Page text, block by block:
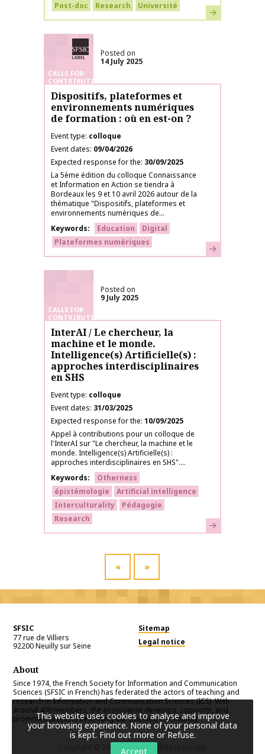
Post-doc
Research Université Learn more
SFSIC labelled
CALLS FOR
CONTRIBUTIONS
Posted on
14 July 2025
Dispositifs, plateformes et
environnements numériques
de formation : où en est-on ?
Event type colloque
Event dates 09/04/2026
Expected response for the 30/09/2025
La 5ème édition du colloque Connaissance
et Information en Action se tiendra à
Bordeaux les 9 et 10 avril 2026 autour de la
thématique "Dispositifs, plateformes et
environnements numériques de...
Keywords
Education
Digital
Plateformes numériques
Learn more
CALLS FOR
CONTRIBUTIONS
Posted on
9 July 2025
InterAI / Le chercheur, la
machine et le monde.
Intelligence(s) Artificielle(s) :
approches interdisciplinaires
en SHS
Event type colloque
Event dates 31/03/2025
Expected response for the 10/09/2025
Appel à contributions pour un colloque de
l'InterAI sur "Le chercheur, la machine et le
monde. Intelligence(s) Artificielle(s) :
approches interdisciplinaires en SHS"....
Keywords
Otherness
épistémologie
Artificial intelligence
Interculturality
Pédagogie
Research
Learn more
« »
SFSIC
77 rue de Villiers
92200Neuilly sur Seine
Sitemap
Legal notice
About
Since 1974, the French Society for Information and Communication
Sciences (SFSIC in French) has federated the actors of teaching and
research in Information and Communication Sciences (ICS). With
around 400 members, the association develops, supports, and
promotes projects benefiting our scientific community.
SFSIC
. All rights reserved.
This website uses cookies to analyse and improve
your browsing experience. None of your personal data
is kept. Find out more or Refuse.
Accept